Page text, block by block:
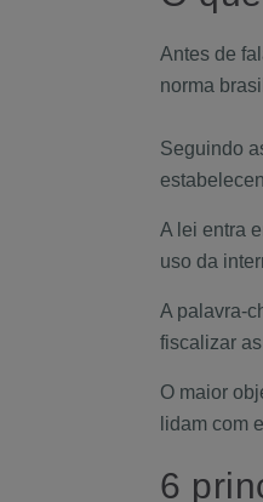
Antes de
norma
Seguindo
A lei entra
uso da
A palavra-
fiscalizar
O maior
lidam com
6